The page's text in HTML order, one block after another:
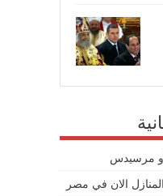
مرسيدس
الان في مصر